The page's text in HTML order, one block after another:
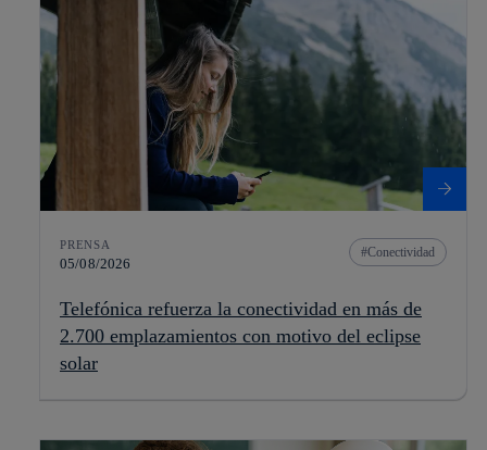
PRENSA
05/08/2026
Conectividad
Telefónica refuerza la conectividad en más de
2.700 emplazamientos con motivo del eclipse
solar